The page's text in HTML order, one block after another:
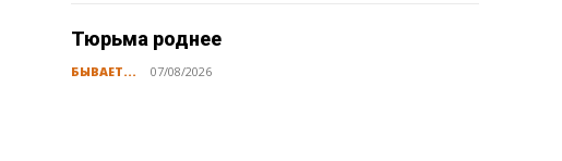
Тюрьма роднее
БЫВАЕТ... 07/08/2026